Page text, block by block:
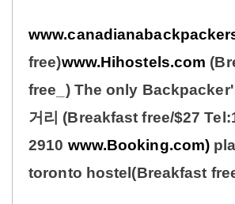
free)www.Hihostels.com
free_) The only
거리 (Breakfast free/$27
2910 www.Booking.com)
toronto hostel(Breakfast